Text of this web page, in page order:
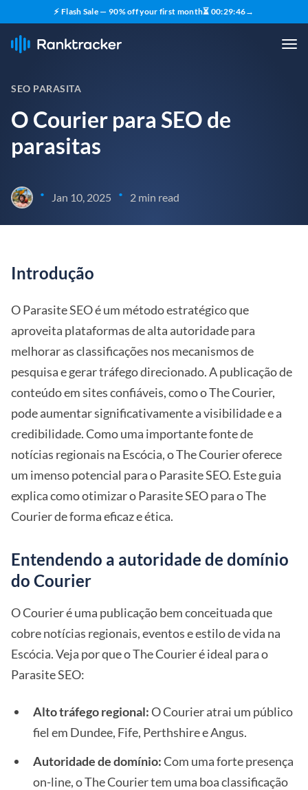
⚡ Flash Sale — 90% off your first month⏳ 00:29:45→
SEO PARASITA
O Courier para SEO de
parasitas
• Jan 10, 2025 • 2 min read
Introdução
O Parasite SEO é um método estratégico que
aproveita plataformas de alta autoridade para
melhorar as classificações nos mecanismos de
pesquisa e gerar tráfego direcionado. A publicação de
conteúdo em sites confiáveis, como o The Courier,
pode aumentar significativamente a visibilidade e a
credibilidade. Como uma importante fonte de
notícias regionais na Escócia, o The Courier oferece
um imenso potencial para o Parasite SEO. Este guia
explica como otimizar o Parasite SEO para o The
Courier de forma eficaz e ética.
Entendendo a autoridade de domínio
do Courier
O Courier é uma publicação bem conceituada que
cobre notícias regionais, eventos e estilo de vida na
Escócia. Veja por que o The Courier é ideal para o
Parasite SEO:
Alto tráfego regional:O Courier atrai um público
fiel em Dundee, Fife, Perthshire e Angus.
Autoridade de domínio:Com uma forte presença
on-line, o The Courier tem uma boa classificação